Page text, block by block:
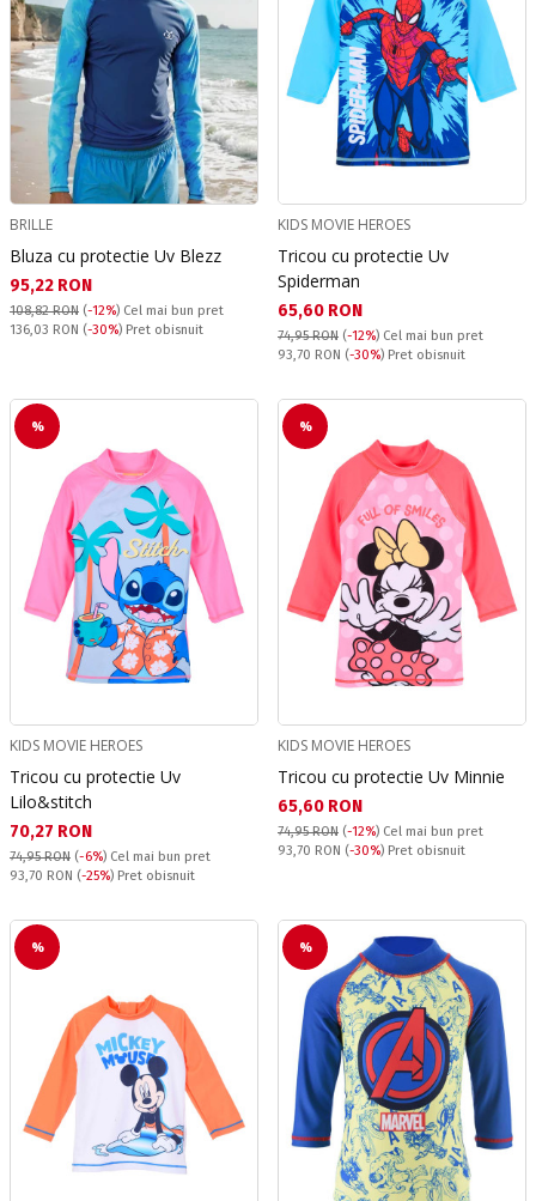
BRILLE
Bluza cu protectie Uv Blezz
Текуща цена:
95,22 RON
108,82 RON (-12%) Cel mai bun pret
Pret obisnuit:
136,03 RON (-30%) Pret obisnuit
KIDS MOVIE HEROES
Tricou cu protectie Uv
Spiderman
Текуща цена:
65,60 RON
74,95 RON (-12%) Cel mai bun pret
Pret obisnuit:
93,70 RON (-30%) Pret obisnuit
%
KIDS MOVIE HEROES
Tricou cu protectie Uv
Lilo&stitch
Текуща цена:
70,27 RON
74,95 RON (-6%) Cel mai bun pret
Pret obisnuit:
93,70 RON (-25%) Pret obisnuit
%
KIDS MOVIE HEROES
Tricou cu protectie Uv Minnie
Текуща цена:
65,60 RON
74,95 RON (-12%) Cel mai bun pret
Pret obisnuit:
93,70 RON (-30%) Pret obisnuit
% %